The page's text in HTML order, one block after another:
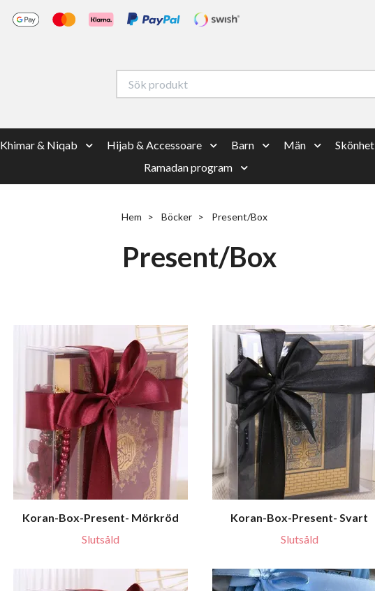
Khimar & Niqab Hijab & Accessoare Barn Män
Ramadan program
Hem Böcker Present/Box
Present/Box
Koran-Box-Present- Mörkröd
Slutsåld
Koran-Box-Present- Svart
Slutsåld